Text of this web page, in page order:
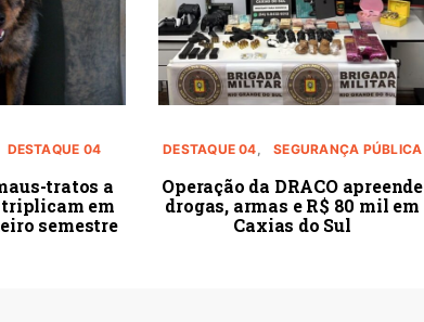
DESTAQUE 04
tratos a
em
semestre
DESTAQUE 04 SEGURANÇA PÚBLICA
Operação da DRACO apreende
drogas, armas e R$ 80 mil em
Caxias do Sul